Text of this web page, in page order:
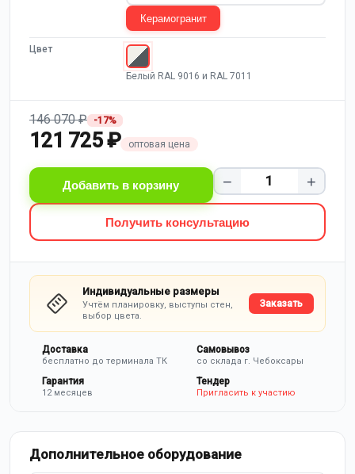
Керамогранит
Цвет
Белый RAL 9016 и RAL 7011
146 070 ₽ -17%
121 725 ₽ оптовая цена
Добавить в корзину − +
Получить консультацию
Индивидуальные размеры
Учтём планировку, выступы стен,
выбор цвета.
Заказать
Доставка
бесплатно до терминала ТК
Самовывоз
со склада г. Чебоксары
Гарантия
12 месяцев
Тендер
Пригласить к участию
Дополнительное оборудование